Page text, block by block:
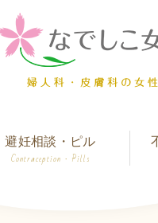
避妊相談・ピル
Contraception · Pills